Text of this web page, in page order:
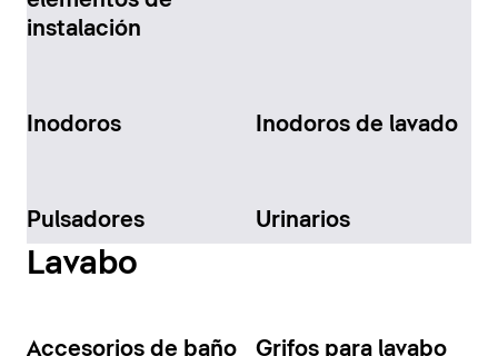
instalación
Inodoros Inodoros de lavado
Pulsadores Urinarios
Lavabo
Accesorios de baño Grifos para lavabo